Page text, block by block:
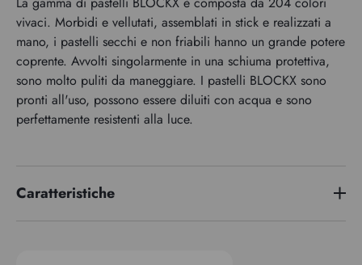
vivaci. Morbidi e vellutati, assemblati in stick e realizzati a
mano, i pastelli secchi e non friabili hanno un grande potere
coprente. Avvolti singolarmente in una schiuma protettiva,
sono molto puliti da maneggiare. I pastelli BLOCKX sono
pronti all'uso, possono essere diluiti con acqua e sono
perfettamente resistenti alla luce.
Caratteristiche